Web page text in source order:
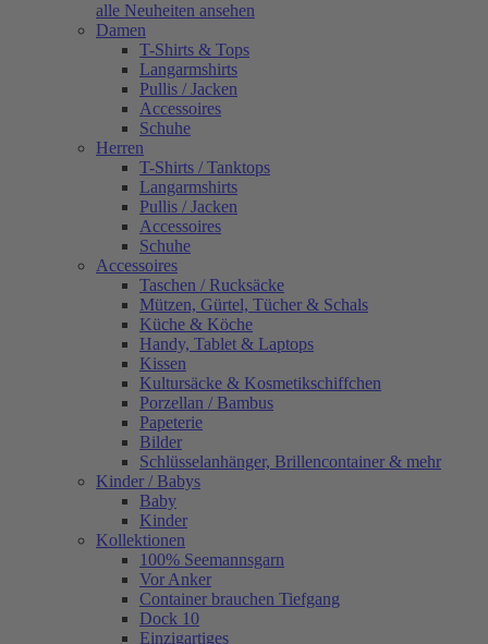
alle Neuheiten ansehen
Damen
T-Shirts & Tops
Langarmshirts
Pullis / Jacken
Accessoires
Schuhe
Herren
T-Shirts / Tanktops
Langarmshirts
Pullis / Jacken
Accessoires
Schuhe
Accessoires
Taschen / Rucksäcke
Mützen, Gürtel, Tücher & Schals
Küche & Köche
Handy, Tablet & Laptops
Kissen
Kultursäcke & Kosmetikschiffchen
Porzellan / Bambus
Papeterie
Bilder
Schlüsselanhänger, Brillencontainer & mehr
Kinder / Babys
Baby
Kinder
Kollektionen
100% Seemannsgarn
Vor Anker
Container brauchen Tiefgang
Dock 10
Einzigartiges